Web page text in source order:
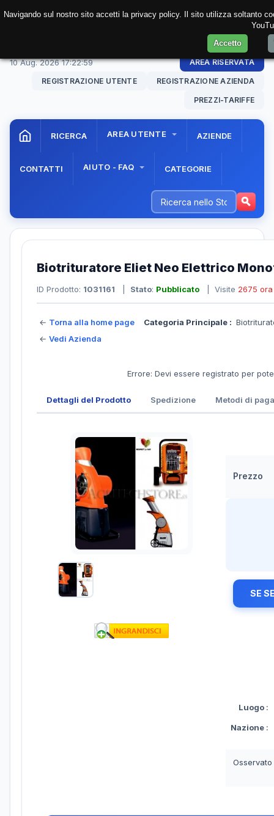
10 Aug. 202617:22:59 AREA RISERVATA
REGISTRAZIONE UTENTE REGISTRAZIONE AZIENDA
PREZZI-TARIFFE
RICERCA AREA UTENTE AZIENDE
CONTATTI AIUTO - FAQ CATEGORIE
Biotrituratore Eliet Neo Elettrico
ID Prodotto: 1031161 Stato: Pubblicato | Visite 2675 ora
← Torna alla home page
← Vedi Azienda
Categoria Principale :
Errore: Devi essere registrato per
Dettagli del Prodotto Spedizione Metodi di
Prezzo
SE
Luogo :
Nazione :
Navigando sul nostro sito accetti la privacy policy. Il sito utilizza soltanto
Accetto